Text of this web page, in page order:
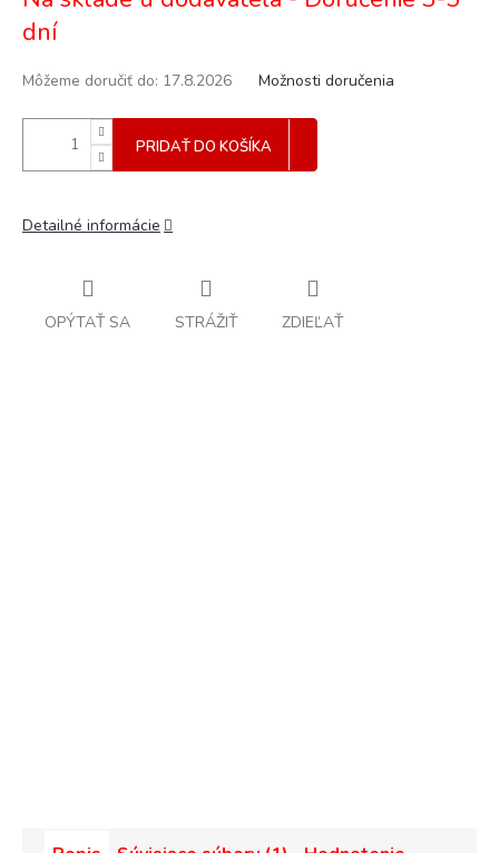
dní
Môžeme doručiť do: 17.8.2026 Možnosti doručenia
PRIDAŤ DO KOŠÍKA
Detailné informácie
OPÝTAŤ SA STRÁŽIŤ ZDIEĽAŤ